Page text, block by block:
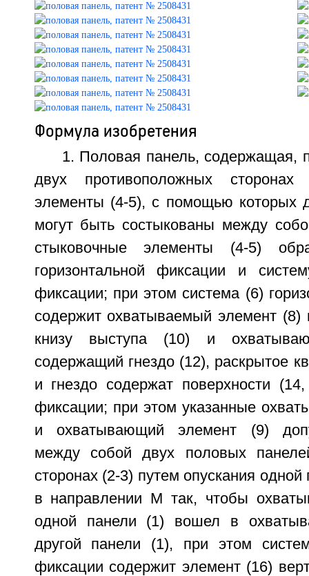
Формула изобретения
1. Половая панель, содержащая,
двух противоположных
элементы (4-5), с помощью которых
могут быть состыкованы между
стыковочные элементы (4-5)
горизонтальной фиксации и
фиксации; при этом система (6)
содержит охватываемый элемент (8)
книзу выступа (10) и
содержащий гнездо (12), раскрытое
и гнездо содержат поверхности
фиксации; при этом указанные
и охватывающий элемент (9)
между собой двух половых
сторонах (2-3) путем опускания
в направлении M так, чтобы
одной панели (1) вошел в
другой панели (1), при этом
фиксации содержит элемент (16)